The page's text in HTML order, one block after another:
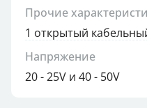
Прочие
1 открытый
Напряжение
20 - 25V и 40 - 50V